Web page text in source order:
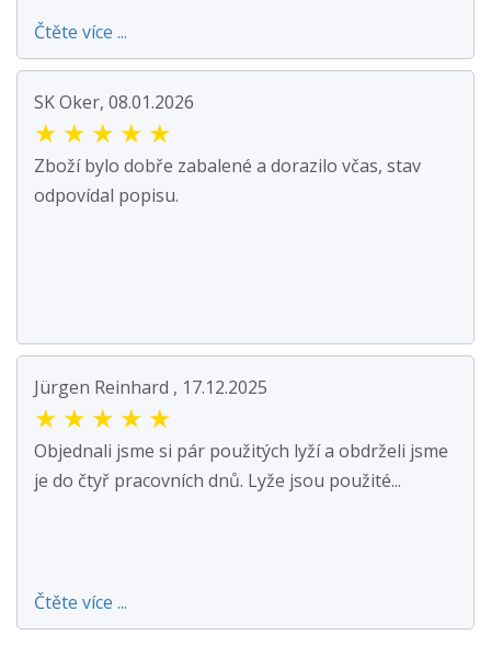
Čtěte více ...
SK Oker, 08.01.2026
★ ★ ★ ★ ★
Zboží bylo dobře zabalené a dorazilo včas, stav
odpovídal popisu.
Jürgen Reinhard , 17.12.2025
★ ★ ★ ★ ★
Objednali jsme si pár použitých lyží a obdrželi jsme
je do čtyř pracovních dnů. Lyže jsou použité...
Čtěte více ...